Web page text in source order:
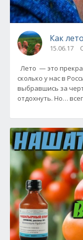
Как
15.06.17
Лето — это
сколько у нас в
выбравшись за
отдохнуть. Но…